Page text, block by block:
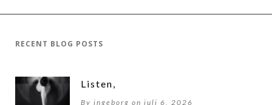
RECENT BLOG POSTS
Listen,
By ingeborg on juli 6, 2026